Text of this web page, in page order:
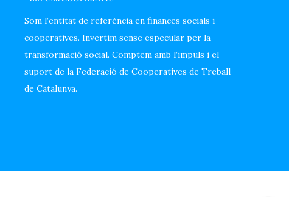
Som l’entitat de referència en finances socials i
cooperatives. Invertim sense especular per la
transformació social. Comptem amb l’impuls i el
suport de la Federació de Cooperatives de Treball
de Catalunya.